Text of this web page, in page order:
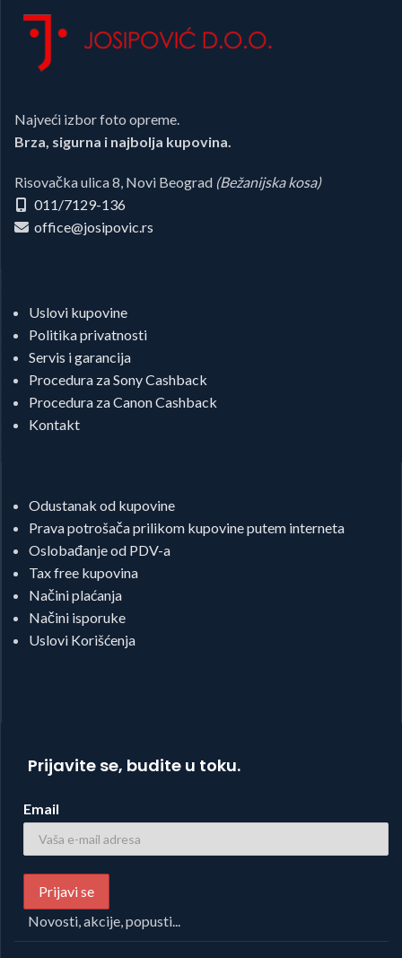
Najveći izbor foto opreme.
Brza, sigurna i najbolja kupovina.
Risovačka ulica 8, Novi Beograd (Bežanijska kosa)
011/7129-136
office@josipovic.rs
Uslovi kupovine
Politika privatnosti
Servis i garancija
Procedura za Sony Cashback
Procedura za Canon Cashback
Kontakt
Odustanak od kupovine
Prava potrošača prilikom kupovine putem interneta
Oslobađanje od PDV-a
Tax free kupovina
Načini plaćanja
Načini isporuke
Uslovi Korišćenja
Prijavite se, budite u toku.
Email
Novosti, akcije, popusti...